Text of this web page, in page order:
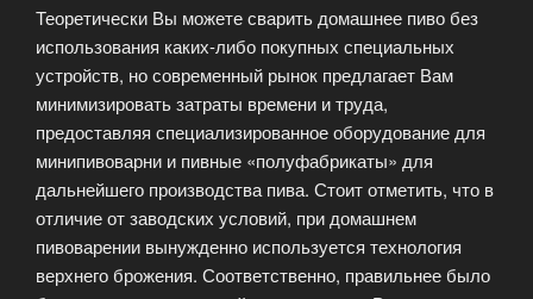
Теоретически Вы можете сварить домашнее пиво без
использования каких-либо покупных специальных
устройств, но современный рынок предлагает Вам
минимизировать затраты времени и труда,
предоставляя специализированное оборудование для
минипивоварни и пивные «полуфабрикаты» для
дальнейшего производства пива. Стоит отметить, что в
отличие от заводских условий, при домашнем
пивоварении вынужденно используется технология
верхнего брожения. Соответственно, правильнее было